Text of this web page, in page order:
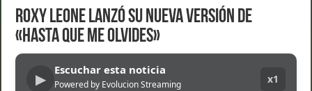
Roxy Leone Lanzó su Nueva Versión de
«Hasta que me Olvides»
▶
Escuchar esta noticia
Powered by Evolucion Streaming x1